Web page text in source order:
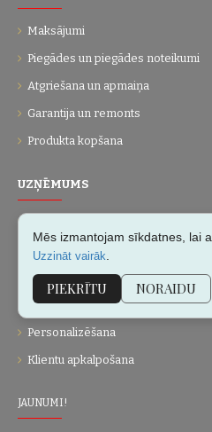
Maksājumi
Piegādes un piegādes noteikumi
Atgriešana un apmaiņa
Garantija un remonts
Produkta kopšana
UZŅĒMUMS
Kontakti
Vietnes karte
Dāvanu kartes
Personalizēšana
Klientu apkalpošana
JAUNUMI!
Mēs izmantojam sīkdatnes, lai
Uzzināt vairāk
PIEKRĪTU NORAIDU